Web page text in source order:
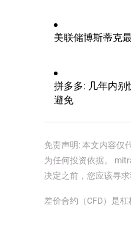
美联储博斯蒂克
拼多多: 几年内
避免
免责声明: 本文内容仅
为任何投资依据。
决定之前，您应该寻
差价合约（CFD）是